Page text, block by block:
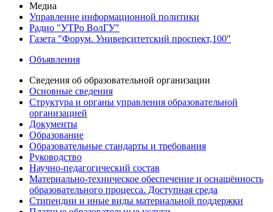
Медиа
Управление информационной политики
Радио "УТРо ВолГУ"
Газета "Форум. Университетский проспект,100"
Объявления
Сведения об образовательной организации
Основные сведения
Структура и органы управления образовательной
организацией
Документы
Образование
Образовательные стандарты и требования
Руководство
Научно-педагогический состав
Материально-техническое обеспечение и оснащённость
образовательного процесса. Доступная среда
Стипендии и иные виды материальной поддержки